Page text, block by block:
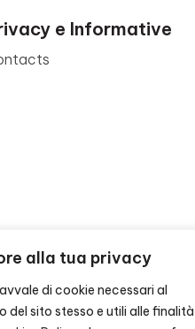
alla tua privacy
di cookie necessari al
del sito stesso e utili alle
e Informative